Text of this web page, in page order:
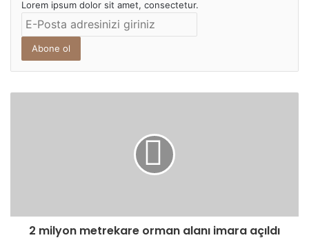
Lorem ipsum dolor sit amet, consectetur.
E-
Posta
adresinizi
giriniz
2 milyon metrekare orman alanı imara açıldı